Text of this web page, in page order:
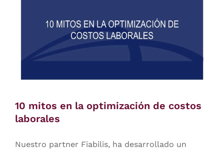
10 mitos en la optimización de costos
laborales
Nuestro partner Fiabilis, ha desarrollado un